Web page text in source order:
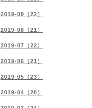
2019-09（22）
2019-08（21）
2019-07（22）
2019-06（21）
2019-05（23）
2019-04（20）